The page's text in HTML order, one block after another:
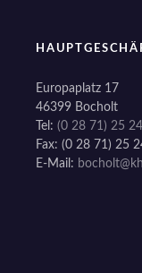
g
s
n
a
Europaplatz 17
46399 Bocholt
Tel: (0 28 71) 25
Fax: (0 28 71) 25
E-Mail: